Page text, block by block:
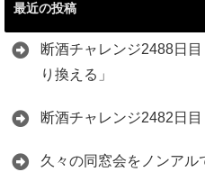
最近の投稿
断酒チャレンジ2488日
り換える」
断酒チャレンジ2482日
久々の同窓会をノンアル